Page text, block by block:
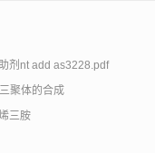
剂nt add as3228.pdf
聚体的合成
三胺